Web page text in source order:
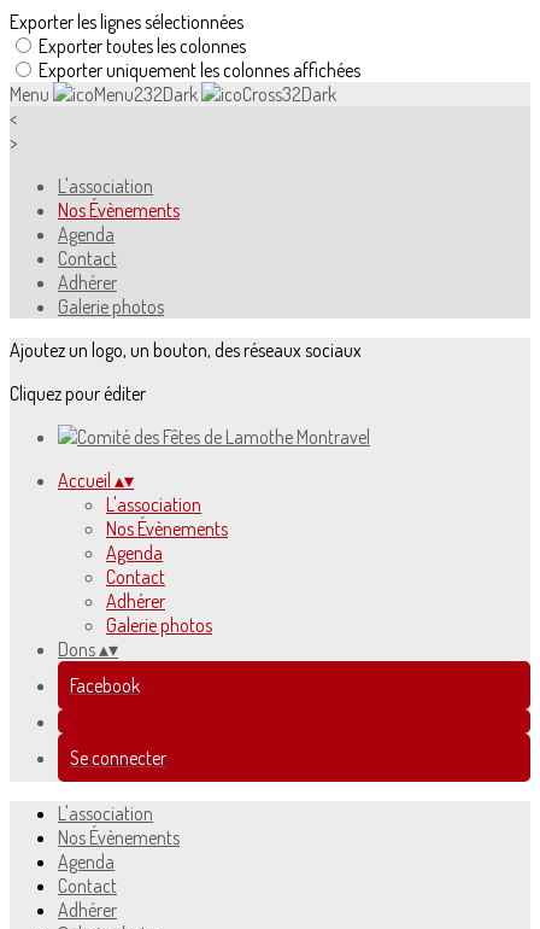
Exporter les lignes sélectionnées
Exporter toutes les colonnes
Exporter uniquement les colonnes affichées
Menu
<
>
L'association
Nos Évènements
Agenda
Contact
Adhérer
Galerie photos
Ajoutez un logo, un bouton, des réseaux sociaux
Cliquez pour éditer
Accueil ▴▾
L'association
Nos Évènements
Agenda
Contact
Adhérer
Galerie photos
Dons▴▾
Facebook
Se connecter
L'association
Nos Évènements
Agenda
Contact
Adhérer